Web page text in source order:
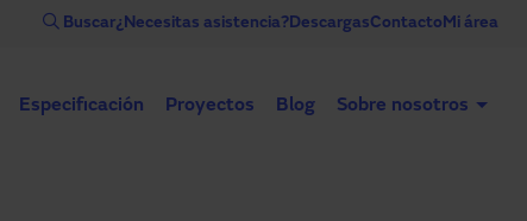
Buscar¿Necesitas asistencia?DescargasContactoMi área
Especificación Proyectos Blog Sobre nosotros